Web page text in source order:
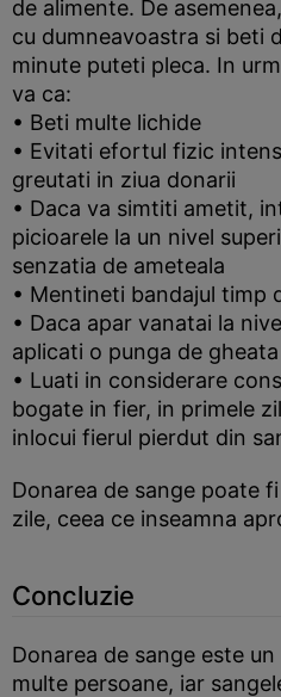
de alimente. De
cu dumneavoastra si beti
minute puteti pleca. In
va ca:
• Beti multe lichide
• Evitati efortul fizic
greutati in ziua donarii
• Daca va simtiti ametit,
picioarele la un nivel
senzatia de ameteala
• Mentineti bandajul timp
• Daca apar vanatai la
aplicati o punga de
• Luati in considerare
bogate in fier, in primele
inlocui fierul pierdut din
Donarea de sange poate
zile, ceea ce inseamna
Concluzie
Donarea de sange este
multe persoane, iar